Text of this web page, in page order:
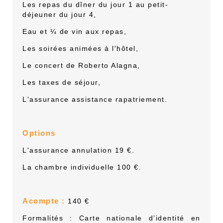
Les repas du dîner du jour 1 au petit-
déjeuner du jour 4,
Eau et ¼ de vin aux repas,
Les soirées animées à l'hôtel,
Le concert de Roberto Alagna,
Les taxes de séjour,
L'assurance assistance rapatriement.
Options
L'assurance annulation 19 €.
La chambre individuelle 100 €.
Acompte : 140 €
Formalités : Carte nationale d’identité en